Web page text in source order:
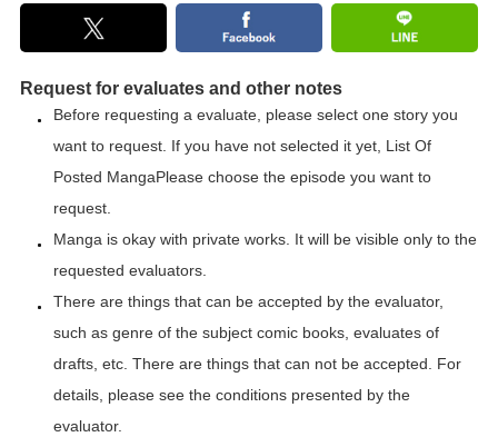
Request for evaluates and other notes
Before requesting a evaluate, please select one story you
want to request. If you have not selected it yet, List Of
Posted MangaPlease choose the episode you want to
request.
Manga is okay with private works. It will be visible only to the
requested evaluators.
There are things that can be accepted by the evaluator,
such as genre of the subject comic books, evaluates of
drafts, etc. There are things that can not be accepted. For
details, please see the conditions presented by the
evaluator.